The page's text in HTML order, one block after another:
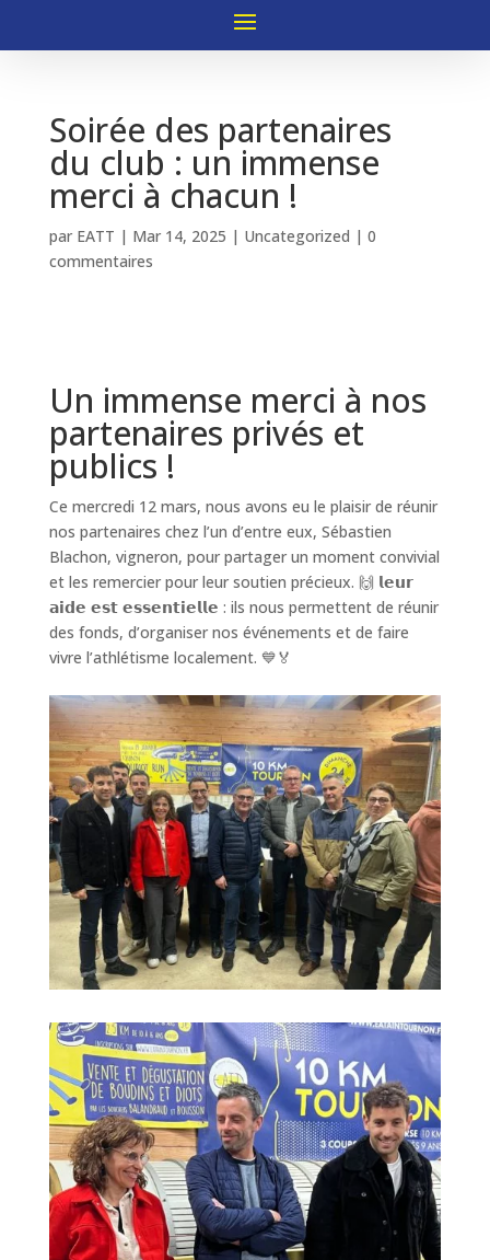
Soirée des partenaires
du club : un immense
merci à chacun !
par EATT | Mar 14, 2025 | Uncategorized | 0
commentaires
Un immense merci à nos
partenaires privés et
publics !
Ce mercredi 12 mars, nous avons eu le plaisir de réunir
nos partenaires chez l’un d’entre eux, Sébastien
Blachon, vigneron, pour partager un moment convivial
et les remercier pour leur soutien précieux. 🙌 𝗹𝗲𝘂𝗿
𝗮𝗶𝗱𝗲 𝗲𝘀𝘁 𝗲𝘀𝘀𝗲𝗻𝘁𝗶𝗲𝗹𝗹𝗲 : ils nous permettent de réunir
des fonds, d’organiser nos événements et de faire
vivre l’athlétisme localement. 💙🏅